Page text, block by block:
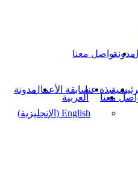
مدونةتواصل معنا
نبذة عناسابقة الأعمالمدونة
معنا
العربية
English
( الإنجليزية)